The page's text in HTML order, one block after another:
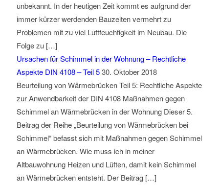
unbekannt. In der heutigen Zeit kommt es aufgrund der
immer kürzer werdenden Bauzeiten vermehrt zu
Problemen mit zu viel Luftfeuchtigkeit im Neubau. Die
Folge zu […]
Ursachen für Schimmel in der Wohnung – Rechtliche
Aspekte DIN 4108 – Teil 5 30. Oktober 2018
Beurteilung von Wärmebrücken Teil 5: Rechtliche Aspekte
zur Anwendbarkeit der DIN 4108 Maßnahmen gegen
Schimmel an Wärmebrücken in der Wohnung Dieser 5.
Beitrag der Reihe „Beurteilung von Wärmebrücken bei
Schimmel“ befasst sich mit Maßnahmen gegen Schimmel
an Wärmebrücken. Wie muss ich in meiner
Altbauwohnung Heizen und Lüften, damit kein Schimmel
an Wärmebrücken entsteht. Der Beitrag […]